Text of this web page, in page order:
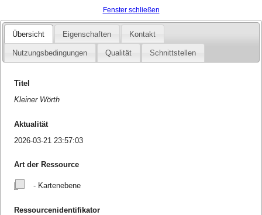
Fenster schließen
Übersicht Eigenschaften Kontakt
Nutzungsbedingungen Qualität Schnittstellen
Titel
Kleiner Wörth
Aktualität
2026-03-21 23:57:03
Art der Ressource
- Kartenebene
Ressourcenidentifikator